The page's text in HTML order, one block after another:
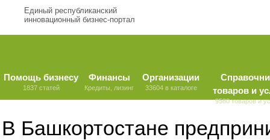
Единый республиканский
инновационный бизнес-портал
Помощь бизнесу
1837 статей
Финансы
Кредиты, лизинг
Организации
33604 в каталоге
товаров и
9580 товаров и
В Башкортостане